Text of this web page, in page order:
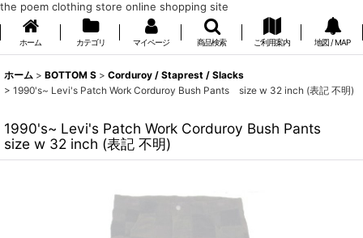
the poem clothing store online shopping site
ホーム カテゴリ マイページ 商品検索 ご利用案内 地図 / MAP
ホーム > BOTTOM S > Corduroy / Staprest / Slacks
> 1990's~ Levi's Patch Work Corduroy Bush Pants size w 32 inch (表記 不明)
1990's~ Levi's Patch Work Corduroy Bush Pants
size w 32 inch (表記 不明)